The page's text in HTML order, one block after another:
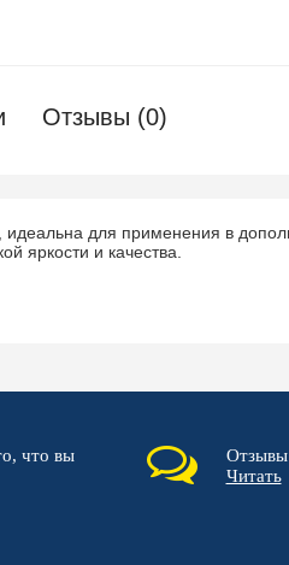
Отзывы (0)
для применения в
яркости и качества.
что вы
Отзывы
Читать